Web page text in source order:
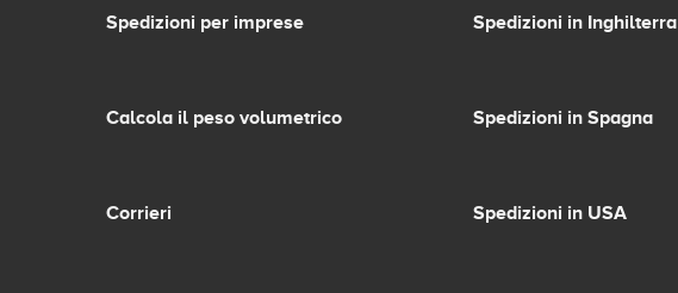
Spedizioni per imprese
Calcola il peso volumetrico
Corrieri
Spedizioni in Inghilterra
Spedizioni in Spagna
Spedizioni in USA